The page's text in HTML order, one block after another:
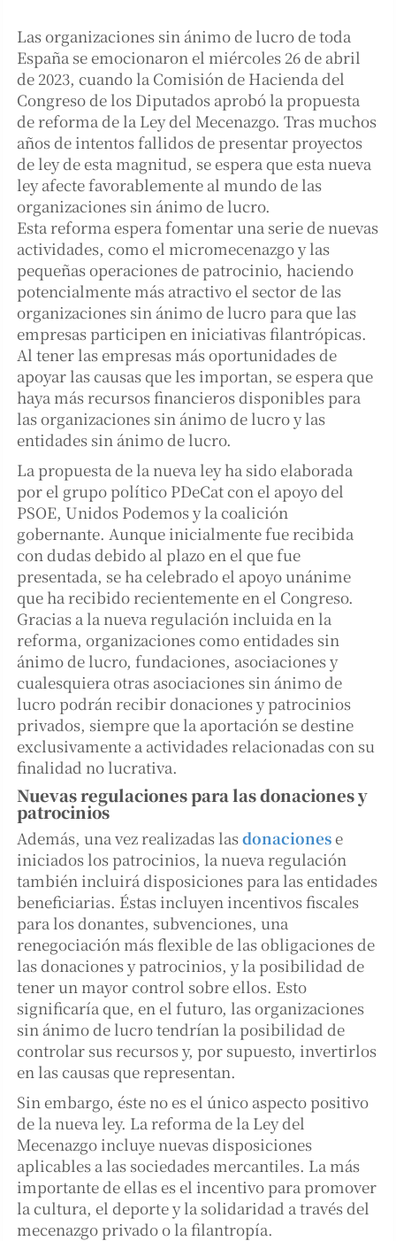
Las organizaciones sin ánimo de lucro de toda
España se emocionaron el miércoles 26 de abril
de 2023, cuando la Comisión de Hacienda del
Congreso de los Diputados aprobó la propuesta
de reforma de la Ley del Mecenazgo. Tras muchos
años de intentos fallidos de presentar proyectos
de ley de esta magnitud, se espera que esta nueva
ley afecte favorablemente al mundo de las
organizaciones sin ánimo de lucro.
Esta reforma espera fomentar una serie de nuevas
actividades, como el micromecenazgo y las
pequeñas operaciones de patrocinio, haciendo
potencialmente más atractivo el sector de las
organizaciones sin ánimo de lucro para que las
empresas participen en iniciativas filantrópicas.
Al tener las empresas más oportunidades de
apoyar las causas que les importan, se espera que
haya más recursos financieros disponibles para
las organizaciones sin ánimo de lucro y las
entidades sin ánimo de lucro.
La propuesta de la nueva ley ha sido elaborada
por el grupo político PDeCat con el apoyo del
PSOE, Unidos Podemos y la coalición
gobernante. Aunque inicialmente fue recibida
con dudas debido al plazo en el que fue
presentada, se ha celebrado el apoyo unánime
que ha recibido recientemente en el Congreso.
Gracias a la nueva regulación incluida en la
reforma, organizaciones como entidades sin
ánimo de lucro, fundaciones, asociaciones y
cualesquiera otras asociaciones sin ánimo de
lucro podrán recibir donaciones y patrocinios
privados, siempre que la aportación se destine
exclusivamente a actividades relacionadas con su
finalidad no lucrativa.
Nuevas regulaciones para las donaciones y
patrocinios
Además, una vez realizadas lasdonacionese
iniciados los patrocinios, la nueva regulación
también incluirá disposiciones para las entidades
beneficiarias. Éstas incluyen incentivos fiscales
para los donantes, subvenciones, una
renegociación más flexible de las obligaciones de
las donaciones y patrocinios, y la posibilidad de
tener un mayor control sobre ellos. Esto
significaría que, en el futuro, las organizaciones
sin ánimo de lucro tendrían la posibilidad de
controlar sus recursos y, por supuesto, invertirlos
en las causas que representan.
Sin embargo, éste no es el único aspecto positivo
de la nueva ley. La reforma de la Ley del
Mecenazgo incluye nuevas disposiciones
aplicables a las sociedades mercantiles. La más
importante de ellas es el incentivo para promover
la cultura, el deporte y la solidaridad a través del
mecenazgo privado o la filantropía.